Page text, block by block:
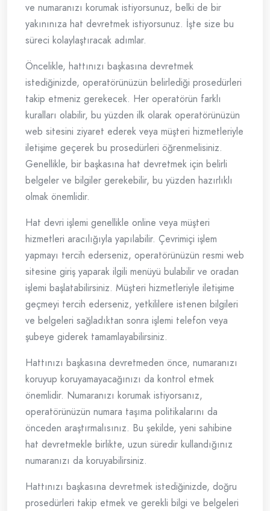
ve numaranızı korumak istiyorsunuz, belki de bir
yakınınıza hat devretmek istiyorsunuz. İşte size bu
süreci kolaylaştıracak adımlar.
Öncelikle, hattınızı başkasına devretmek
istediğinizde, operatörünüzün belirlediği prosedürleri
takip etmeniz gerekecek. Her operatörün farklı
kuralları olabilir, bu yüzden ilk olarak operatörünüzün
web sitesini ziyaret ederek veya müşteri hizmetleriyle
iletişime geçerek bu prosedürleri öğrenmelisiniz.
Genellikle, bir başkasına hat devretmek için belirli
belgeler ve bilgiler gerekebilir, bu yüzden hazırlıklı
olmak önemlidir.
Hat devri işlemi genellikle online veya müşteri
hizmetleri aracılığıyla yapılabilir. Çevrimiçi işlem
yapmayı tercih ederseniz, operatörünüzün resmi web
sitesine giriş yaparak ilgili menüyü bulabilir ve oradan
işlemi başlatabilirsiniz. Müşteri hizmetleriyle iletişime
geçmeyi tercih ederseniz, yetkililere istenen bilgileri
ve belgeleri sağladıktan sonra işlemi telefon veya
şubeye giderek tamamlayabilirsiniz.
Hattınızı başkasına devretmeden önce, numaranızı
koruyup koruyamayacağınızı da kontrol etmek
önemlidir. Numaranızı korumak istiyorsanız,
operatörünüzün numara taşıma politikalarını da
önceden araştırmalısınız. Bu şekilde, yeni sahibine
hat devretmekle birlikte, uzun süredir kullandığınız
numaranızı da koruyabilirsiniz.
Hattınızı başkasına devretmek istediğinizde, doğru
prosedürleri takip etmek ve gerekli bilgi ve belgeleri